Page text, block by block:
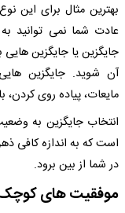
بهترین مثال برای این
عادت شما نمی توانید
جایگزین یا جایگزین هایی
آن شوید. جایگزین
مایعات، پیاده روی
انتخاب جایگزین به
است که به اندازه کافی
در شما از بین برود.
موفقیت های کوچک